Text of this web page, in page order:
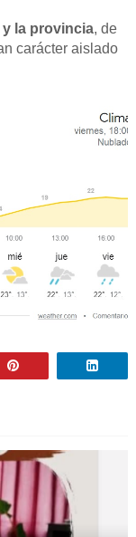
la provincia, de
carácter aislado